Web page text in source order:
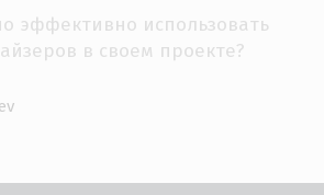
эффективно использовать
в своем проекте?